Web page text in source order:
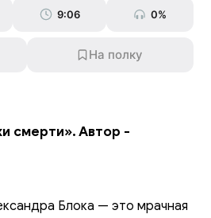
9:06 0%
смерти». Автор -
Блока — это мрачная